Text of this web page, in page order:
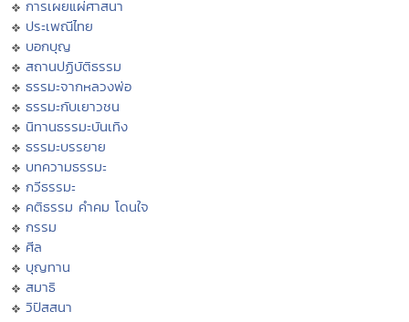
การเผยแผ่ศาสนา
ประเพณีไทย
บอกบุญ
สถานปฏิบัติธรรม
ธรรมะจากหลวงพ่อ
ธรรมะกับเยาวชน
นิทานธรรมะบันเทิง
ธรรมะบรรยาย
บทความธรรมะ
กวีธรรมะ
คติธรรม คำคม โดนใจ
กรรม
ศีล
บุญทาน
สมาธิ
วิปัสสนา